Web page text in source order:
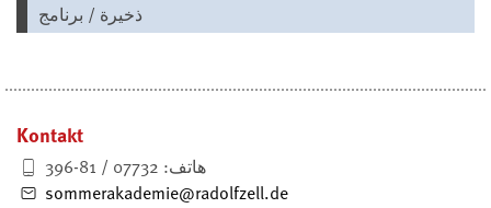
ذخيرة / برنامج
Kontakt
هاتف: 07732 / 81-396
sommerakademie@radolfzell.de